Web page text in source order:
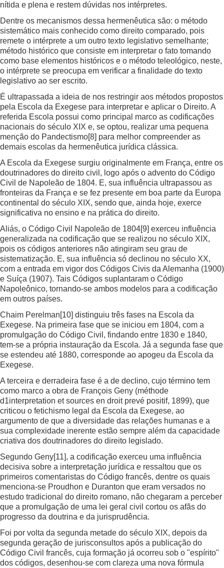
nítida e plena e restem dúvidas nos intérpretes.
Dentre os mecanismos dessa hermenêutica são: o método
sistemático mais conhecido como direito comparado, pois
remete o intérprete a um outro texto legislativo semelhante;
método histórico que consiste em interpretar o fato tomando
como base elementos históricos e o método teleológico, neste,
o intérprete se preocupa em verificar a finalidade do texto
legislativo ao ser escrito.
É ultrapassada a ideia de nos restringir aos métodos propostos
pela Escola da Exegese para interpretar e aplicar o Direito. A
referida Escola possui como principal marco as codificações
nacionais do século XIX e, se optou, realizar uma pequena
menção do Pandectismo[8] para melhor compreender as
demais escolas da hermenêutica jurídica clássica.
A Escola da Exegese surgiu originalmente em França, entre os
doutrinadores do direito civil, logo após o advento do Código
Civil de Napoleão de 1804. E, sua influência ultrapassou as
fronteiras da França e se fez presente em boa parte da Europa
continental do século XIX, sendo que, ainda hoje, exerce
significativa no ensino e na prática do direito.
Aliás, o Código Civil Napoleão de 1804[9] exerceu influência
generalizada na codificação que se realizou no século XIX,
pois os códigos anteriores não atingiram seu grau de
sistematização. E, sua influência só declinou no século XX,
com a entrada em vigor dos Códigos Civis da Alemanha (1900)
e Suíça (1907). Tais Códigos suplantaram o Código
Napoleônico, tornando-se ambos modelos para a codificação
em outros países.
Chaim Perelman[10] distinguiu três fases na Escola da
Exegese. Na primeira fase que se iniciou em 1804, com a
promulgação do Código Civil, findando entre 1830 e 1840,
tem-se a própria instauração da Escola. Já a segunda fase que
se estendeu até 1880, corresponde ao apogeu da Escola da
Exegese.
A terceira e derradeira fase é a de declino, cujo término tem
como marco a obra de François Geny (méthode
d1interpretation et sources en droit prevé positif, 1899), que
criticou o fetichismo legal da Escola da Exegese, ao
argumento de que a diversidade das relações humanas e a
sua complexidade inerente estão sempre além da capacidade
criativa dos doutrinadores do direito legislado.
Segundo Geny[11], a codificação exerceu uma influência
decisiva sobre a interpretação jurídica e ressaltou que os
primeiros comentaristas do Código francês, dentre os quais
menciona-se Proudhon e Duranton que eram versados no
estudo tradicional do direito romano, não chegaram a perceber
que a promulgação de uma lei geral civil cortou os afãs do
progresso da doutrina e da jurisprudência.
Foi por volta da segunda metade do século XIX, depois da
segunda geração de jurisconsultos após a publicação do
Código Civil francês, cuja formação já ocorreu sob o "espírito"
dos códigos, desenhou-se com clareza uma nova fórmula